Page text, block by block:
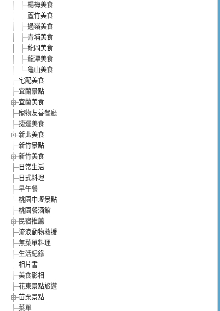
楊梅美食
蘆竹美食
過嶺美食
青埔美食
龍岡美食
龍潭美食
龜山美食
宅配美食
宜蘭景點
宜蘭美食
寵物友善餐廳
捷運美食
新北美食
新竹景點
新竹美食
日常生活
日式料理
早午餐
桃園中壢景點
桃園餐酒館
民宿推薦
流浪動物救援
無菜單料理
生活紀錄
相片書
美食影相
花東景點旅遊
苗栗景點
菜單